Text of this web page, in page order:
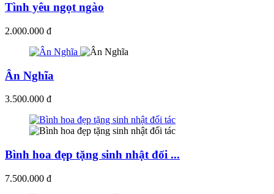
Tình yêu ngọt ngào
2.000.000 đ
Ân Nghĩa
3.500.000 đ
Bình hoa đẹp tặng sinh nhật đối ...
7.500.000 đ